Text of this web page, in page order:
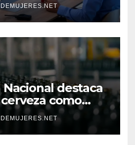
de visitantes por
Mes
DEMUJERES.NET
Nacional destaca
como
y sostenibilidad
DEMUJERES.NET